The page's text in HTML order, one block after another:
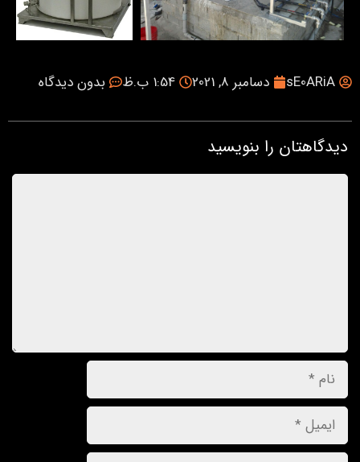
sE0ARiA دسامبر 8, 2021 1:54 ب.ظ بدون دیدگاه
دیدگاهتان را بنویسید